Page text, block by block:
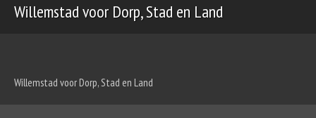
Willemstad voor Dorp, Stad en Land
Willemstad voor Dorp, Stad en Land